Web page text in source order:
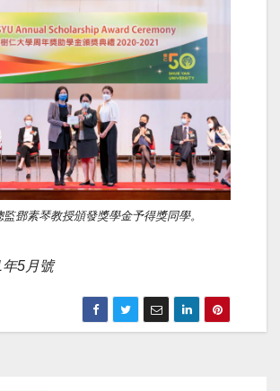
監鄧素琴教授頒發獎學金予得獎同學。
5月號